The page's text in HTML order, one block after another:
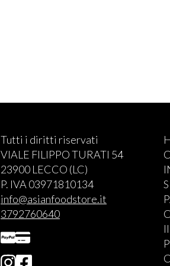
Tutti i diritti riservati
VIALE FILIPPO TURATI 54
23900 LECCO (LC)
P. IVA 03971810134
info@asianfoodstore.it
3792760640